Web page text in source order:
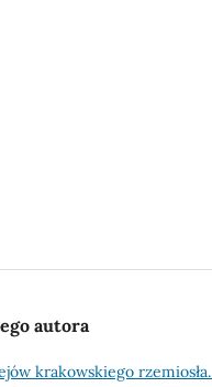
autora
krakowskiego